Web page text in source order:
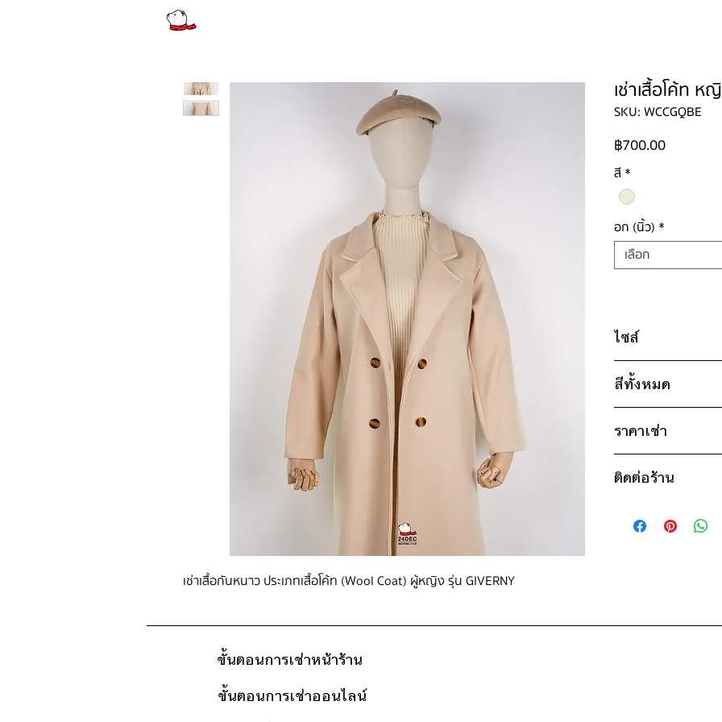
เช่าเสื้อกันหนาว ประเภทเสื้อโค้ท (Wool Coat) ผู้หญิง รุ่น GIVERNY
เช่าเสื้อโค้ท ห
SKU: WCCGQBE
฿700.00ราคา
สี *
อก (นิ้ว) *
เลือก
ไซส์
ไซส์ : M
อก 36" / เอว
แขน 20" / ยาว
อก 38" / เอว
แขน 20" / ยาว 40"
ไซส์ : XL
อก 44" / เอว
สีทั้งหมด
ราคาเช่า
ดูวิธีนับวันด้านล่าง
สอบถามราคา
ติดต่อร้าน
ดูแผนที่ร้าน
ขั้นตอนการเช่าหน้าร้าน
ขั้นตอนการเช่าออนไลน์